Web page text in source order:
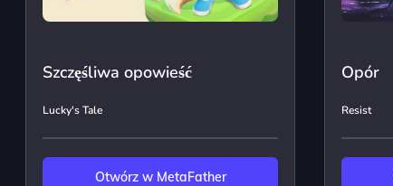
Szczęśliwa opowieść
Lucky's Tale
Otwórz w MetaFather
Opór
Resist